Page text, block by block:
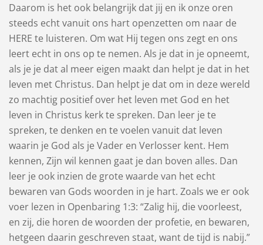
Daarom is het ook belangrijk dat jij en ik onze oren
steeds echt vanuit ons hart openzetten om naar de
HERE te luisteren. Om wat Hij tegen ons zegt en ons
leert echt in ons op te nemen. Als je dat in je opneemt,
als je je dat al meer eigen maakt dan helpt je dat in het
leven met Christus. Dan helpt je dat om in deze wereld
zo machtig positief over het leven met God en het
leven in Christus kerk te spreken. Dan leer je te
spreken, te denken en te voelen vanuit dat leven
waarin je God als je Vader en Verlosser kent. Hem
kennen, Zijn wil kennen gaat je dan boven alles. Dan
leer je ook inzien de grote waarde van het echt
bewaren van Gods woorden in je hart. Zoals we er ook
voer lezen in Openbaring 1:3: “Zalig hij, die voorleest,
en zij, die horen de woorden der ​profetie, en bewaren,
hetgeen daarin geschreven staat, want de tijd is nabij.”